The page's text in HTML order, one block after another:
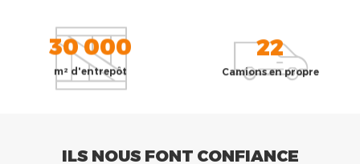
30 000
m² d'entrepôt
22
Camions en propre
ILS NOUS FONT CONFIANCE